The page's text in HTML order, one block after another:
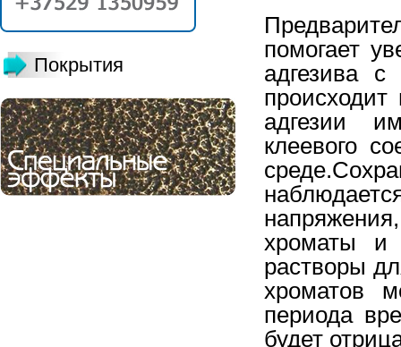
Покрытия
помогает
адгезива
адгезии
клеевого
хроматы и
растворы
хроматов
периода
будет